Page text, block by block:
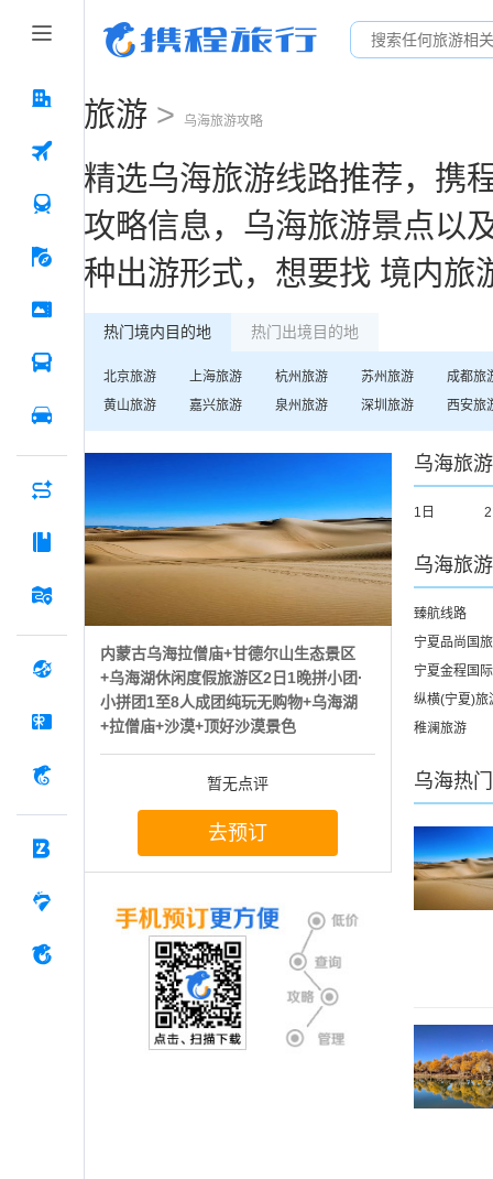
旅游 > 乌海旅游攻略
精选乌海旅游线路推荐，携
攻略信息， 乌海旅游景点以
种出游形式，想要找 境内旅
热门境内目的地 热门出境目的地
北京旅游 上海旅游 杭州旅游 苏州旅游 成都旅
黄山旅游 嘉兴旅游 泉州旅游 深圳 旅游 西安旅
内蒙古乌海拉僧庙+甘德尔山生态景区
+乌海湖休闲度假旅游区2日1晚拼小团·
小拼团1至8人成团纯玩无购物+乌海湖
+拉僧庙+沙漠+顶好沙漠景色
暂无点评
去预订
乌海旅
1日
乌海旅
臻航线路
宁夏品尚国旅
宁夏金程国
纵横(宁夏)旅
稚澜旅游
乌海热